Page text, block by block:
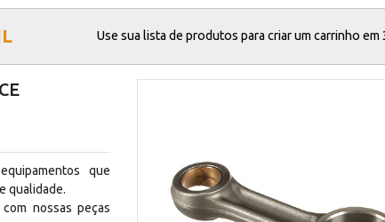
Use sua lista de produtos para criar um carrinho em
que
qualidade.
nossas peças